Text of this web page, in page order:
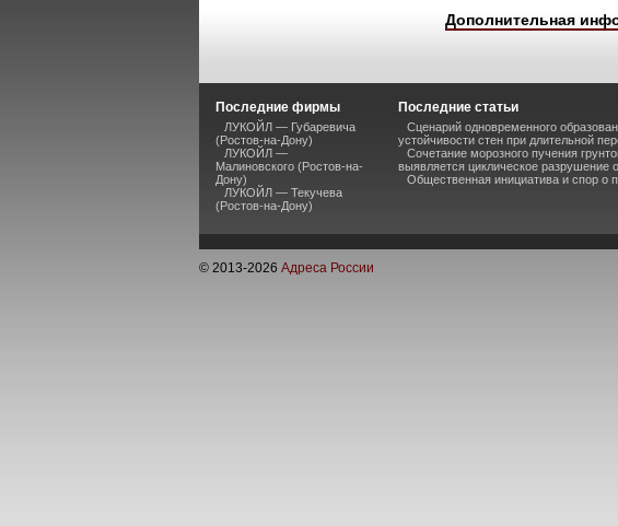
Дополнительная
Последние фирмы
ЛУКОЙЛ — Губаревича
(Ростов-на-Дону)
ЛУКОЙЛ —
Малиновского (Ростов-на-
Дону)
ЛУКОЙЛ — Текучева
(Ростов-на-Дону)
Последние статьи
Сценарий одновременного
устойчивости стен при длительной
Сочетание морозного пучения
выявляется циклическое разрушение
Общественная инициатива и спор о
© 2013-2026 Адреса России